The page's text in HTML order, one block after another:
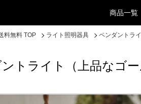
商品一覧
料無料 TOP ライト照明器具 ペンダントラ
トライト（上品なゴ